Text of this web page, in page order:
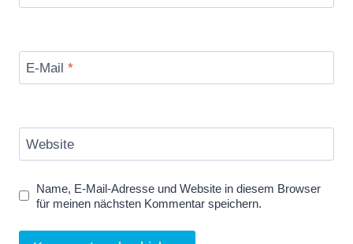
E-Mail *
Website
Name, E-Mail-Adresse und Website in diesem Browser
für meinen nächsten Kommentar speichern.